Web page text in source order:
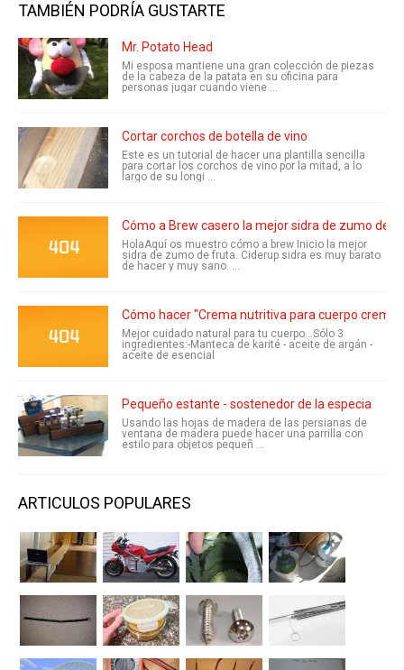
TAMBIÉN PODRÍA GUSTARTE
Mr. Potato Head
Mi esposa mantiene una gran colección de piezas
de la cabeza de la patata en su oficina para
personas jugar cuando viene ...
Cortar corchos de botella de vino
Este es un tutorial de hacer una plantilla sencilla
para cortar los corchos de vino por la mitad, a lo
largo de su longi ...
Cómo a Brew casero la mejor sidra de zumo de
HolaAquí os muestro cómo a brew Inicio la mejor
sidra de zumo de fruta. Ciderup sidra es muy barato
de hacer y muy sano. ...
Cómo hacer "Crema nutritiva para cuerpo crema
Mejor cuidado natural para tu cuerpo...Sólo 3
ingredientes:-Manteca de karité - aceite de argán -
aceite de esencial
Pequeño estante - sostenedor de la especia
Usando las hojas de madera de las persianas de
ventana de madera puede hacer una parrilla con
estilo para objetos pequeñ ...
ARTICULOS POPULARES